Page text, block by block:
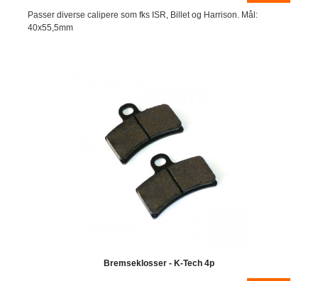
Passer diverse calipere som fks ISR, Billet og Harrison. Mål:
40x55,5mm
Bremseklosser - K-Tech 4p